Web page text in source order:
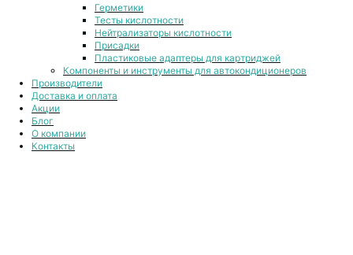
Герметики
Тесты кислотности
Нейтрализаторы кислотности
Присадки
Пластиковые адаптеры для картриджей
Компоненты и инструменты для автокондиционеров
Производители
Доставка и оплата
Акции
Блог
О компании
Контакты